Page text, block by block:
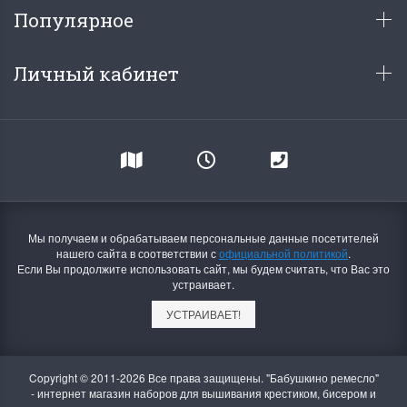
Популярное
Личный кабинет
Мы получаем и обрабатываем персональные данные посетителей
нашего сайта в соответствии софициальной политикой.
Если Вы продолжите использовать сайт, мы будем считать, что Вас это
устраивает.
УСТРАИВАЕТ!
Copyright © 2011-2026 Все права защищены. "Бабушкино ремесло"
- интернет магазин наборов для вышивания крестиком, бисером и